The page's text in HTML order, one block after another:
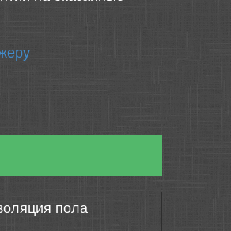
пола